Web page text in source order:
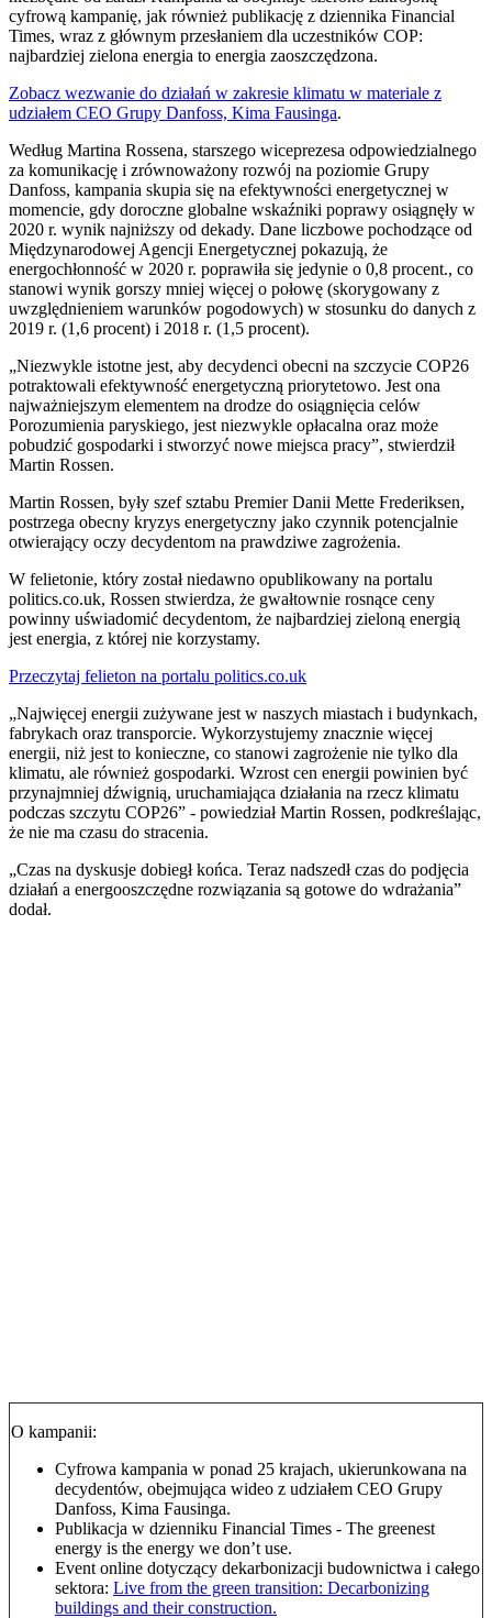
cyfrową kampanię, jak również publikację z dziennika Financial
Times, wraz z głównym przesłaniem dla uczestników COP:
najbardziej zielona energia to energia zaoszczędzona.
Zobacz wezwanie do działań w zakresie klimatu w materiale z
udziałem CEO Grupy Danfoss, Kima Fausinga.
Według Martina Rossena, starszego wiceprezesa odpowiedzialnego
za komunikację i zrównoważony rozwój na poziomie Grupy
Danfoss, kampania skupia się na efektywności energetycznej w
momencie, gdy doroczne globalne wskaźniki poprawy osiągnęły w
2020 r. wynik najniższy od dekady. Dane liczbowe pochodzące od
Międzynarodowej Agencji Energetycznej pokazują, że
energochłonność w 2020 r. poprawiła się jedynie o 0,8 procent., co
stanowi wynik gorszy mniej więcej o połowę (skorygowany z
uwzględnieniem warunków pogodowych) w stosunku do danych z
2019 r. (1,6 procent) i 2018 r. (1,5 procent).
„Niezwykle istotne jest, aby decydenci obecni na szczycie COP26
potraktowali efektywność energetyczną priorytetowo. Jest ona
najważniejszym elementem na drodze do osiągnięcia celów
Porozumienia paryskiego, jest niezwykle opłacalna oraz może
pobudzić gospodarki i stworzyć nowe miejsca pracy”, stwierdził
Martin Rossen.
Martin Rossen, były szef sztabu Premier Danii Mette Frederiksen,
postrzega obecny kryzys energetyczny jako czynnik potencjalnie
otwierający oczy decydentom na prawdziwe zagrożenia.
W felietonie, który został niedawno opublikowany na portalu
politics.co.uk, Rossen stwierdza, że gwałtownie rosnące ceny
powinny uświadomić decydentom, że najbardziej zieloną energią
jest energia, z której nie korzystamy.
Przeczytaj felieton na portalu politics.co.uk
„Najwięcej energii zużywane jest w naszych miastach i budynkach,
fabrykach oraz transporcie. Wykorzystujemy znacznie więcej
energii, niż jest to konieczne, co stanowi zagrożenie nie tylko dla
klimatu, ale również gospodarki. Wzrost cen energii powinien być
przynajmniej dźwignią, uruchamiająca działania na rzecz klimatu
podczas szczytu COP26” - powiedział Martin Rossen, podkreślając,
że nie ma czasu do stracenia.
„Czas na dyskusje dobiegł końca. Teraz nadszedł czas do podjęcia
działań a energooszczędne rozwiązania są gotowe do wdrażania”
dodał.
O kampanii:
Cyfrowa kampania w ponad 25 krajach, ukierunkowana na
decydentów, obejmująca wideo z udziałem CEO Grupy
Danfoss, Kima Fausinga.
Publikacja w dzienniku Financial Times - The greenest
energy is the energy we don’t use.
Event online dotyczący dekarbonizacji budownictwa i całego
sektora: Live from the green transition: Decarbonizing
buildings and their construction.